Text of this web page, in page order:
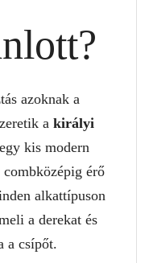
azoknak a
a királyi
kis modern
érő
alkattípuson
a derekat és
a csípőt.